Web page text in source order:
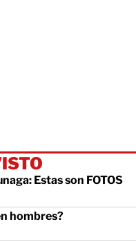
Estas son FOTOS
hombres?